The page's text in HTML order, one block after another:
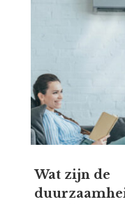
Wat zijn de